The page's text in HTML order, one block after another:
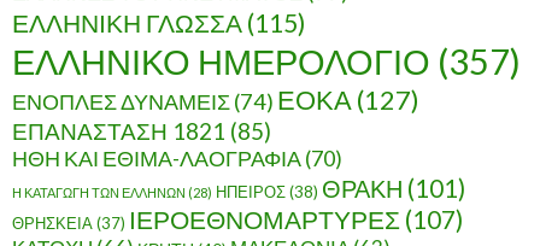
ΕΛΛΗΝΙΚΗ ΓΛΩΣΣΑ (115)
ΕΛΛΗΝΙΚΟ ΗΜΕΡΟΛΟΓΙΟ (357)
ΕΝΟΠΛΕΣ ΔΥΝΑΜΕΙΣ(74) ΕΟΚΑ (127)
ΕΠΑΝΑΣΤΑΣΗ 1821 (85)
ΗΘΗ ΚΑΙ ΕΘΙΜΑ-ΛΑΟΓΡΑΦΙΑ(70)
Η ΚΑΤΑΓΩΓΗ ΤΩΝ ΕΛΛΗΝΩΝ (28) ΗΠΕΙΡΟΣ(38) ΘΡΑΚΗ (101)
ΘΡΗΣΚΕΙΑ(37) ΙΕΡΟΕΘΝΟΜΑΡΤΥΡΕΣ (107)